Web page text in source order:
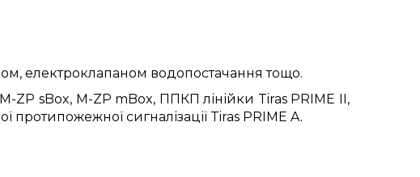
електроклапаном водопостачання тощо.
ZP sBox, M-ZP mBox, ППКП лінійки Tiras PRIME II,
сигналізації Tiras PRIME A.